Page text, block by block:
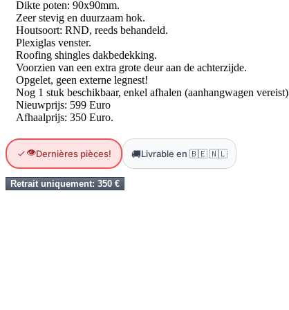
Dikte poten: 90x90mm.
Zeer stevig en duurzaam hok.
Houtsoort: RND, reeds behandeld.
Plexiglas venster.
Roofing shingles dakbedekking.
Voorzien van een extra grote deur aan de achterzijde.
Opgelet, geen externe legnest!
Nog 1 stuk beschikbaar, enkel afhalen (aanhangwagen vereist)
Nieuwprijs: 599 Euro
Afhaalprijs: 350 Euro.
👁Dernières pièces! 🚚Livrable en 🇧🇪 🇳🇱